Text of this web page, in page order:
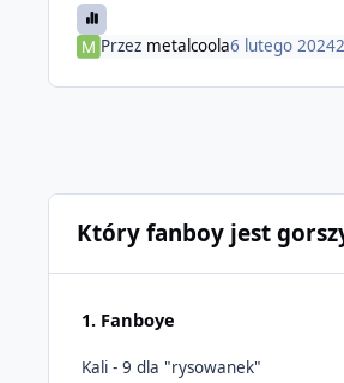
Przez metalcoola6 lutego 2024
Który fanboy jest
1. Fanboye
Kali - 9 dla "rysowanek"